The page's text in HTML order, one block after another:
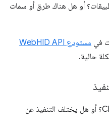
أو هل هناك طرق أو سمات
في
مستودع WebHID API
حالية.
هل عثرت على خطأ في تنفيذ Chrome؟ أو هل يختلف التنفيذ عن